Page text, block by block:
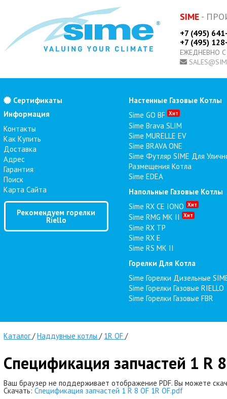
SIME -
+7 (495)
+7 (495)
ЕЖЕДНЕВНО
Сертификаты
Информация
Контакты
Как Купить
Доставка
Адрес
Гарантия
Поиск
Карта Сайта
Рекомендуем горелки
Riello
Настенные Газовые Котлы
Sime GO BF Хит
Sime Brava SLIM
Sime MURELLE EV
Sime BRAVA ONE
Sime Футляр SIME Для
Размещения Котла
Sime EDEA
Напольные Газовые Котлы
Sime RX CE IONO Хит
Sime RMG MK II Хит
Sime RX TP
Sime RX E
Sime RS MK II
Горелки Для Котла
Sime Горелки Дизельные
Sime Горелки Газовые RIELLO
Sime Горелки Газовые FBR
Каталог /Наддувные котлы / 1R OF /
Спецификация запчастей 1 R
Ваш браузер не поддерживает отображение PDF. Вы можете
Скачать:Спецификация запчастей 1 R 8 OF 1R OF.pdf